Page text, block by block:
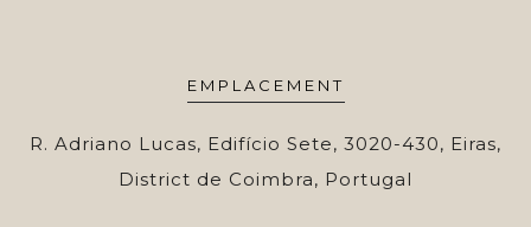
EMPLACEMENT
R. Adriano Lucas, Edifício Sete, 3020-430, Eiras,
District de Coimbra, Portugal